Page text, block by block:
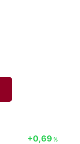
+0,69 %